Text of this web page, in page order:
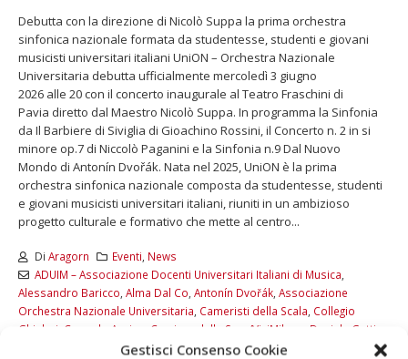
Gestisci Consenso Cookie
Debutta con la direzione di Nicolò Suppa la prima orchestra
sinfonica nazionale formata da studentesse, studenti e giovani
musicisti universitari italiani UniON – Orchestra Nazionale
Universitaria debutta ufficialmente mercoledì 3 giugno
2026 alle 20 con il concerto inaugurale al Teatro Fraschini di
Pavia diretto dal Maestro Nicolò Suppa. In programma la Sinfonia
da Il Barbiere di Siviglia di Gioachino Rossini, il Concerto n. 2 in si
minore op.7 di Niccolò Paganini e la Sinfonia n.9 Dal Nuovo
Mondo di Antonín Dvořák. Nata nel 2025, UniON è la prima
orchestra sinfonica nazionale composta da studentesse, studenti
e giovani musicisti universitari italiani, riuniti in un ambizioso
progetto culturale e formativo che mette al centro...
Di Aragorn Eventi News
ADUIM – Associazione Docenti Universitari Italiani di Musica
Alessandro Baricco Alma Dal Co Antonín Dvořák Associazione
Orchestra Nazionale Universitaria Cameristi della Scala Collegio
Ghisleri Corrado Augias Corriere della Sera/ViviMilano Daniele Gatti
Gianluca Scandola ,Gioachino Rossini,Intesa Sanpaolo